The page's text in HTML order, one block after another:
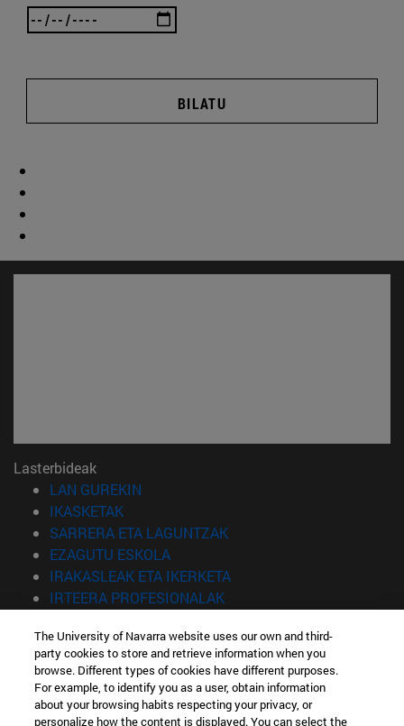
BILATU
Lasterbideak
LAN GUREKIN
IKASKETAK(Beste leiho batean irekiko da)
SARRERA ETA LAGUNTZAK(Beste leiho batean irekiko
EZAGUTU ESKOLA(Beste leiho batean irekiko da)
IRAKASLEAK ETA IKERKETA(Beste leiho batean irekiko
IRTEERA PROFESIONALAK(Beste leiho batean irekiko
Informazioa
TELEFONOA +34 943 21 98 77
ZEIN TITULUA INTERESATZEN ZAIZU?
ZEIN MASTER INTERESATZEN ZAIZU?
The University of Navarra website uses our own and third-
party cookies to store and retrieve information when you
browse. Different types of cookies have different purposes.
For example, to identify you as a user, obtain information
about your browsing habits respecting your privacy, or
personalize how the content is displayed. You can select the